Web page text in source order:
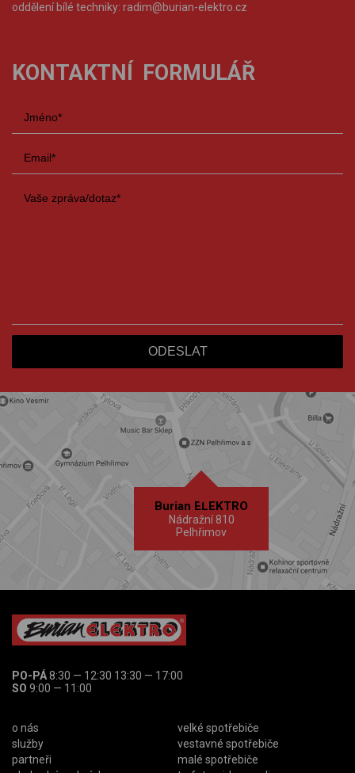
oddělení bílé techniky: radim@burian-elektro.cz
KONTAKTNÍ FORMULÁŘ
Burian ELEKTRO
Nádražní 810
Pelhřimov
PO-PÁ8:30 — 12:30 13:30 — 17:00
SO 9:00 — 11:00
o nás
služby
partneři
velké spotřebiče
vestavné spotřebiče
malé spotřebiče